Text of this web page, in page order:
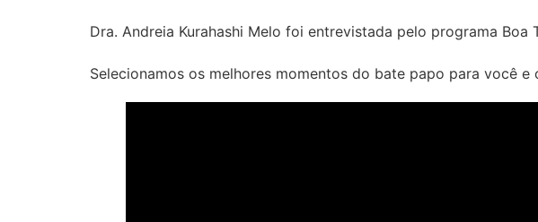
Dra. Andreia Kurahashi Melo foi entrevistada pelo programa
Selecionamos os melhores momentos do bate papo para você